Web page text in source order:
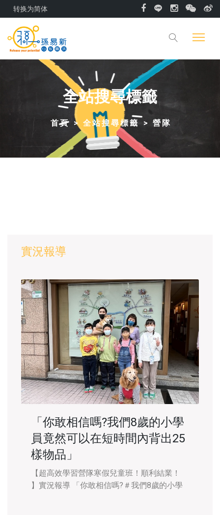
转换为简体
全站搜尋標籤
首頁 全站搜尋標籤 營隊
實況報導
「你敢相信嗎?我們8歲的小學
員竟然可以在短時間內背出25
樣物品」
​​【超高效學習營隊寒假兒童班！順利結業！
】實況報導 「你敢相信嗎?＃我們8歲的小學